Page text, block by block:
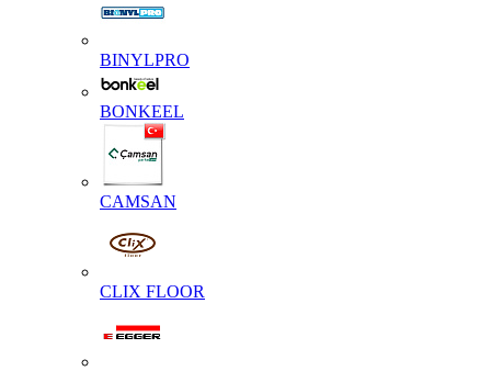
BINYLPRO
BONKEEL
CAMSAN
CLIX FLOOR